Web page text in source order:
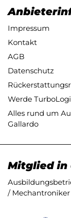
Impressum
Kontakt
AGB
Datenschutz
Werde
Alles rund um
Gallardo
Mitglied in
/ Mechantroniker